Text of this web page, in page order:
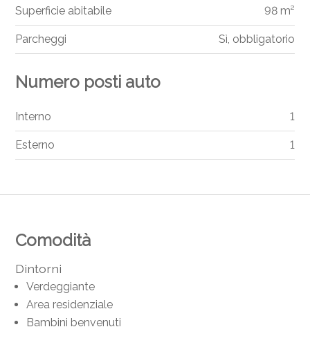
Comodità
Dintorni
Verdeggiante
Area residenziale
Bambini benvenuti
Superficie abitabile 98 m²
Parcheggi Sì, obbligatorio
Numero posti auto
Interno 1
Esterno 1